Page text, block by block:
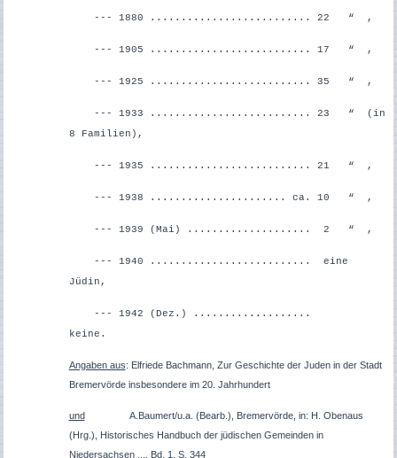
--- 1880 .......................... 22 “ ,
--- 1905 .......................... 17 “ ,
--- 1925 .......................... 35 “ ,
--- 1933 .......................... 23 “ (in
8 Familien),
--- 1935 .......................... 21 “ ,
--- 1938 ...................... ca. 10 “ ,
--- 1939 (Mai) .................... 2 “ ,
--- 1940 .......................... eine
Jüdin,
--- 1942 (Dez.) ...................
keine.
Angaben aus: Elfriede Bachmann, Zur Geschichte der Juden in der Stadt
Bremervörde insbesondere im 20. Jahrhundert
undA.Baumert/u.a. (Bearb.), Bremervörde, in: H. Obenaus
(Hrg.), Historisches Handbuch der jüdischen Gemeinden in
Niedersachsen ..., Bd. 1, S. 344